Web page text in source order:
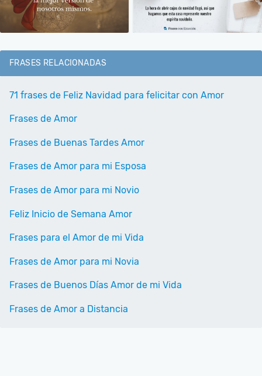
FRASES RELACIONADAS
71 frases de Feliz Navidad para felicitar con Amor
Frases de Amor
Frases de Buenas Tardes Amor
Frases de Amor para mi Esposa
Frases de Amor para mi Novio
Feliz Inicio de Semana Amor
Frases para el Amor de mi Vida
Frases de Amor para mi Novia
Frases de Buenos Días Amor de mi Vida
Frases de Amor a Distancia